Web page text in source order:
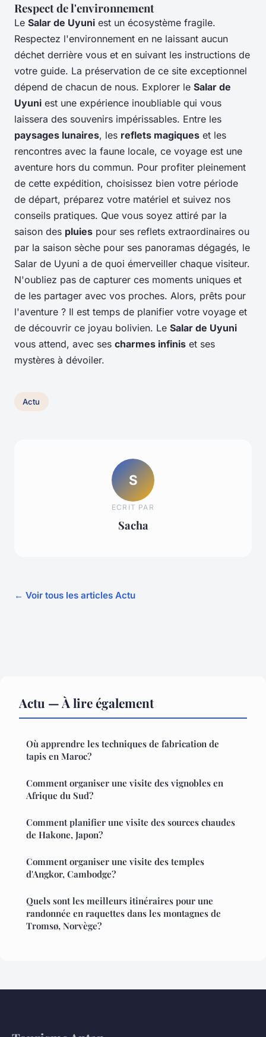
Respect de l'environnement
Le Salar de Uyuni est un écosystème fragile.
Respectez l'environnement en ne laissant aucun
déchet derrière vous et en suivant les instructions de
votre guide. La préservation de ce site exceptionnel
dépend de chacun de nous. Explorer le Salar de
Uyuni est une expérience inoubliable qui vous
laissera des souvenirs impérissables. Entre les
paysages lunaires, les reflets magiques et les
rencontres avec la faune locale, ce voyage est une
aventure hors du commun. Pour profiter pleinement
de cette expédition, choisissez bien votre période
de départ, préparez votre matériel et suivez nos
conseils pratiques. Que vous soyez attiré par la
saison des pluies pour ses reflets extraordinaires ou
par la saison sèche pour ses panoramas dégagés, le
Salar de Uyuni a de quoi émerveiller chaque visiteur.
N'oubliez pas de capturer ces moments uniques et
de les partager avec vos proches. Alors, prêts pour
l'aventure ? Il est temps de planifier votre voyage et
de découvrir ce joyau bolivien. Le Salar de Uyuni
vous attend, avec ses charmes infinis et ses
mystères à dévoiler.
Actu
S
ECRIT PAR
Sacha
← Voir tous les articles Actu
Actu — À lire également
Où apprendre les techniques de fabrication de
tapis en Maroc?
Comment organiser une visite des vignobles en
Afrique du Sud?
Comment planifier une visite des sources chaudes
de Hakone, Japon?
Comment organiser une visite des temples
d'Angkor, Cambodge?
Quels sont les meilleurs itinéraires pour une
randonnée en raquettes dans les montagnes de
Tromsø, Norvège?